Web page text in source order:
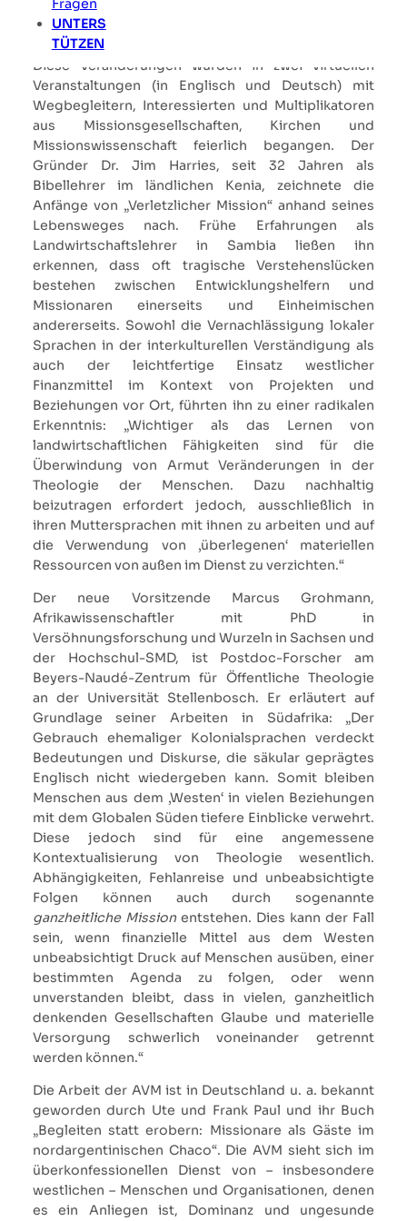
Fragen
UNTERS
TÜTZEN
Grohmann von Harries die Leitung innerhalb eines
dreiköpfigen Vorstandsteams.
Diese Veränderungen wurden in zwei virtuellen
Veranstaltungen (in Englisch und Deutsch) mit
Wegbegleitern, Interessierten und Multiplikatoren
aus Missionsgesellschaften, Kirchen und
Missionswissenschaft feierlich begangen. Der
Gründer Dr. Jim Harries, seit 32 Jahren als
Bibellehrer im ländlichen Kenia, zeichnete die
Anfänge von „Verletzlicher Mission“ anhand seines
Lebensweges nach. Frühe Erfahrungen als
Landwirtschaftslehrer in Sambia ließen ihn
erkennen, dass oft tragische Verstehenslücken
bestehen zwischen Entwicklungshelfern und
Missionaren einerseits und Einheimischen
andererseits. Sowohl die Vernachlässigung lokaler
Sprachen in der interkulturellen Verständigung als
auch der leichtfertige Einsatz westlicher
Finanzmittel im Kontext von Projekten und
Beziehungen vor Ort, führten ihn zu einer radikalen
Erkenntnis: „Wichtiger als das Lernen von
landwirtschaftlichen Fähigkeiten sind für die
Überwindung von Armut Veränderungen in der
Theologie der Menschen. Dazu nachhaltig
beizutragen erfordert jedoch, ausschließlich in
ihren Muttersprachen mit ihnen zu arbeiten und auf
die Verwendung von ‚überlegenen‘ materiellen
Ressourcen von außen im Dienst zu verzichten.“
Der neue Vorsitzende Marcus Grohmann,
Afrikawissenschaftler mit PhD in
Versöhnungsforschung und Wurzeln in Sachsen und
der Hochschul-SMD, ist Postdoc-Forscher am
Beyers-Naudé-Zentrum für Öffentliche Theologie
an der Universität Stellenbosch. Er erläutert auf
Grundlage seiner Arbeiten in Südafrika: „Der
Gebrauch ehemaliger Kolonialsprachen verdeckt
Bedeutungen und Diskurse, die säkular geprägtes
Englisch nicht wiedergeben kann. Somit bleiben
Menschen aus dem ‚Westen‘ in vielen Beziehungen
mit dem Globalen Süden tiefere Einblicke verwehrt.
Diese jedoch sind für eine angemessene
Kontextualisierung von Theologie wesentlich.
Abhängigkeiten, Fehlanreise und unbeabsichtigte
Folgen können auch durch sogenannte
ganzheitliche Missionentstehen. Dies kann der Fall
sein, wenn finanzielle Mittel aus dem Westen
unbeabsichtigt Druck auf Menschen ausüben, einer
bestimmten Agenda zu folgen, oder wenn
unverstanden bleibt, dass in vielen, ganzheitlich
denkenden Gesellschaften Glaube und materielle
Versorgung schwerlich voneinander getrennt
werden können.“
Die Arbeit der AVM ist in Deutschland u. a. bekannt
geworden durch Ute und Frank Paul und ihr Buch
„Begleiten statt erobern: Missionare als Gäste im
nordargentinischen Chaco“. Die AVM sieht sich im
überkonfessionellen Dienst von – insbesondere
westlichen – Menschen und Organisationen, denen
es ein Anliegen ist, Dominanz und ungesunde